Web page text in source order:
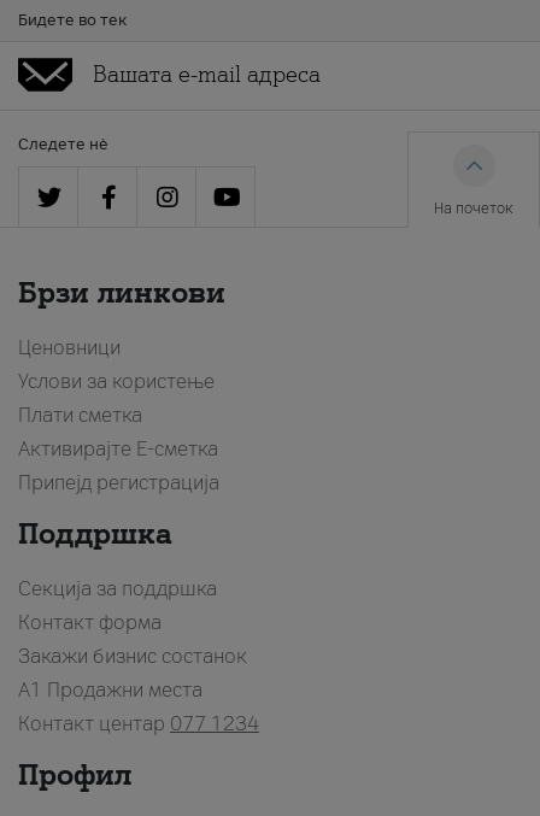
Бидете во тек
Следете нè
На почеток
Брзи линкови
Ценовници
Услови за користење
Плати сметка
Активирајте Е-сметка
Припејд регистрација
Поддршка
Секција за поддршка
Контакт форма
Закажи бизнис состанок
A1 Продажни места
Контакт центар 077 1234
Профил